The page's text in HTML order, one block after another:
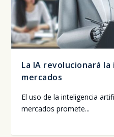
La IA revolucionará
mercados
El uso de la inte­li­gen­cia
mer­ca­dos pro­me­te...